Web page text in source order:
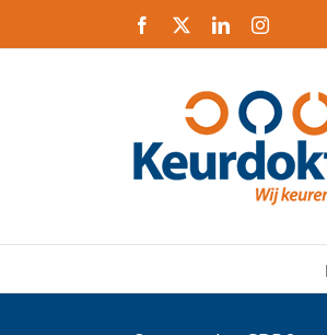
inhoud
Facebook LinkedInInstagram